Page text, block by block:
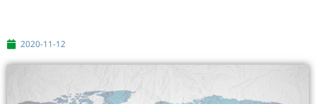
2020-11-12